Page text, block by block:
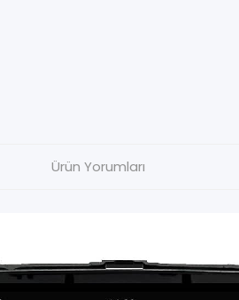
Ürün Yorumları